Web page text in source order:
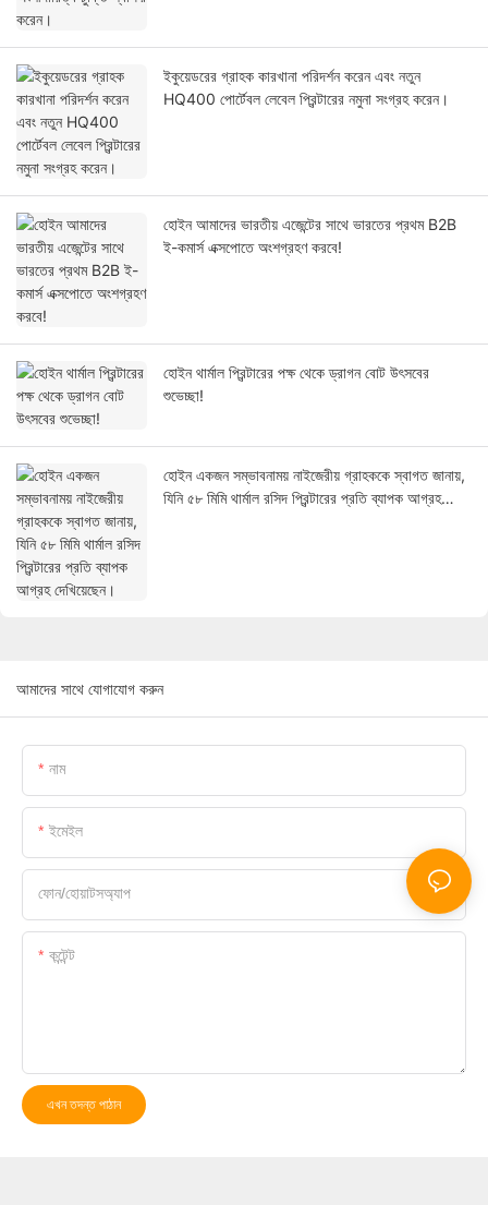
ইকুয়েডরের গ্রাহক কারখানা পরিদর্শন করেন এবং নতুন
HQ400 পোর্টেবল লেবেল প্রিন্টারের নমুনা সংগ্রহ করেন।
হোইন আমাদের ভারতীয় এজেন্টের সাথে ভারতের প্রথম B2B
ই-কমার্স এক্সপোতে অংশগ্রহণ করবে!
হোইন থার্মাল প্রিন্টারের পক্ষ থেকে ড্রাগন বোট উৎসবের
শুভেচ্ছা!
হোইন একজন সম্ভাবনাময় নাইজেরীয় গ্রাহককে স্বাগত জানায়,
যিনি ৫৮ মিমি থার্মাল রসিদ প্রিন্টারের প্রতি ব্যাপক আগ্রহ
আমাদের সাথে যোগাযোগ করুন
নাম
ইমেইল
ফোন/হোয়াটসঅ্যাপ
কন্টেন্ট
এখন তদন্ত পাঠান